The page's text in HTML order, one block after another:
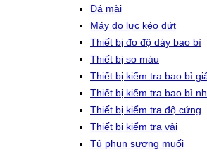
Đá mài
Máy đo lực kéo đứt
Thiết bị đo độ dày bao bì
Thiết bị so màu
Thiết bị kiểm tra bao bì
Thiết bị kiểm tra bao bì
Thiết bị kiểm tra độ cứng
Thiết bị kiểm tra vải
Tủ phun sương muối